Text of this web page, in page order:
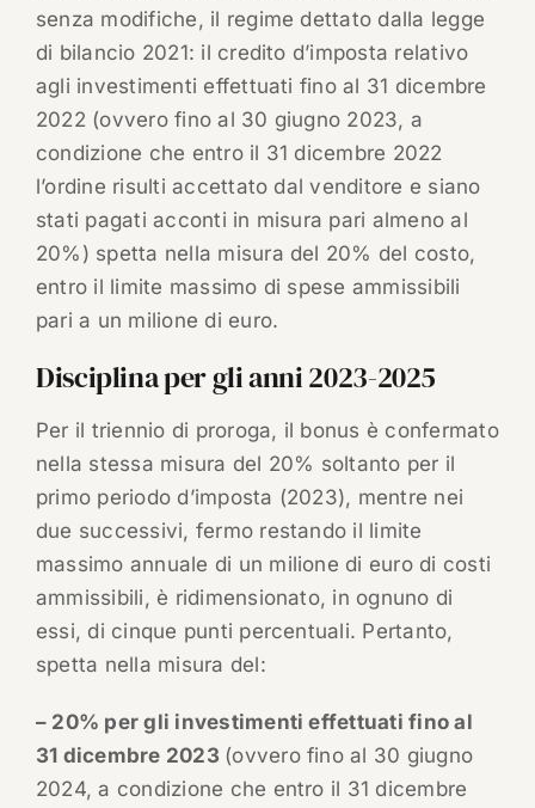
senza modifiche, il regime dettato dalla legge
di bilancio 2021: il credito d’imposta relativo
agli investimenti effettuati fino al 31 dicembre
2022 (ovvero fino al 30 giugno 2023, a
condizione che entro il 31 dicembre 2022
l’ordine risulti accettato dal venditore e siano
stati pagati acconti in misura pari almeno al
20%) spetta nella misura del 20% del costo,
entro il limite massimo di spese ammissibili
pari a un milione di euro.
Disciplina per gli anni 2023-2025
Per il triennio di proroga, il bonus è confermato
nella stessa misura del 20% soltanto per il
primo periodo d’imposta (2023), mentre nei
due successivi, fermo restando il limite
massimo annuale di un milione di euro di costi
ammissibili, è ridimensionato, in ognuno di
essi, di cinque punti percentuali. Pertanto,
spetta nella misura del:
– 20% per gli investimenti effettuati fino al
31 dicembre 2023 (ovvero fino al 30 giugno
2024, a condizione che entro il 31 dicembre